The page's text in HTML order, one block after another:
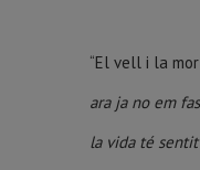
“El vell i la
ara ja no em
la vida té sentit